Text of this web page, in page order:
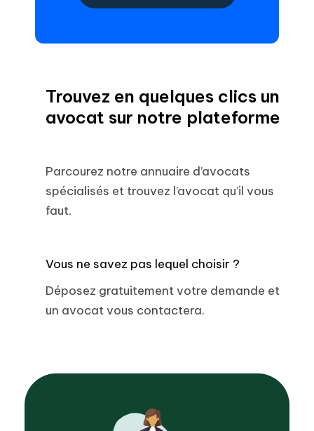
Trouvez en quelques clics un
avocat sur notre plateforme
Parcourez notre annuaire d’avocats
spécialisés et trouvez l’avocat qu’il vous
faut.
Vous ne savez pas lequel choisir ?
Déposez gratuitement votre demande et
un avocat vous contactera.